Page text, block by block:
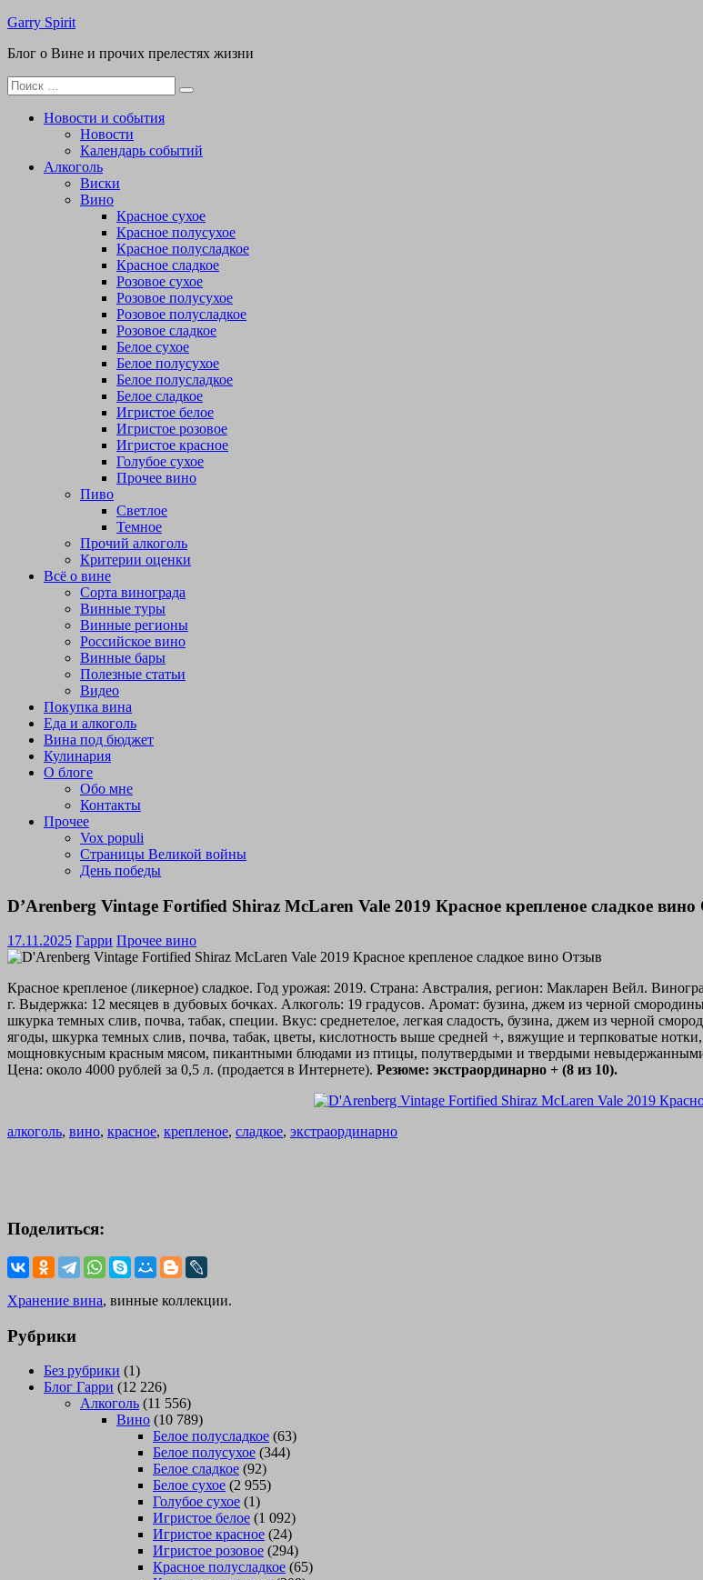
Перейти
содержимому
Garry Spirit
Блог о Вине и прочих прелестях жизни
Поиск
для:
Новости и события
Новости
Календарь событий
Алкоголь
Виски
Вино
Красное сухое
Красное полусухое
Красное полусладкое
Красное сладкое
Розовое сухое
Розовое полусухое
Розовое полусладкое
Розовое сладкое
Белое сухое
Белое полусухое
Белое полусладкое
Белое сладкое
Игристое белое
Игристое розовое
Игристое красное
Голубое сухое
Прочее вино
Пиво
Светлое
Темное
Прочий алкоголь
Критерии оценки
Всё о вине
Сорта винограда
Винные туры
Винные регионы
Российское вино
Винные бары
Полезные статьи
Видео
Покупка вина
Еда и алкоголь
Вина под бюджет
Кулинария
О блоге
Обо мне
Контакты
Прочее
Vox populi
Страницы Великой войны
День победы
D’Arenberg Vintage Fortified Shiraz McLaren Vale 2019 Красное крепленое сладкое
17.11.2025 Гарри Прочее вино
Красное крепленое (ликерное) сладкое. Год урожая: 2019. Страна: Австралия, регион: Макларен Вейл.
г. Выдержка: 12 месяцев в дубовых бочках. Алкоголь: 19 градусов. Аромат: бузина, джем из черной
шкурка темных слив, почва, табак, специи. Вкус: среднетелое, легкая сладость, бузина, джем из черной
ягоды, шкурка темных слив, почва, табак, цветы, кислотность выше средней +, вяжущие и терпковатые
мощновкусным красным мясом, пикантными блюдами из птицы, полутвердыми и твердыми
Цена: около 4000 рублей за 0,5 л. (продается в Интернете). Резюме: экстраординарно + (8 из 10).
алкоголь, вино, красное, крепленое, сладкое, экстраординарно
Поделиться:
Хранение вина, винные коллекции.
Рубрики
Без рубрики (1)
Блог Гарри (12 226)
Алкоголь (11 556)
Вино (10 789)
Белое полусладкое (63)
Белое полусухое (344)
Белое сладкое (92)
Белое сухое (2 955)
Голубое сухое (1)
Игристое белое (1 092)
Игристое красное (24)
Игристое розовое (294)
Красное полусладкое (65)